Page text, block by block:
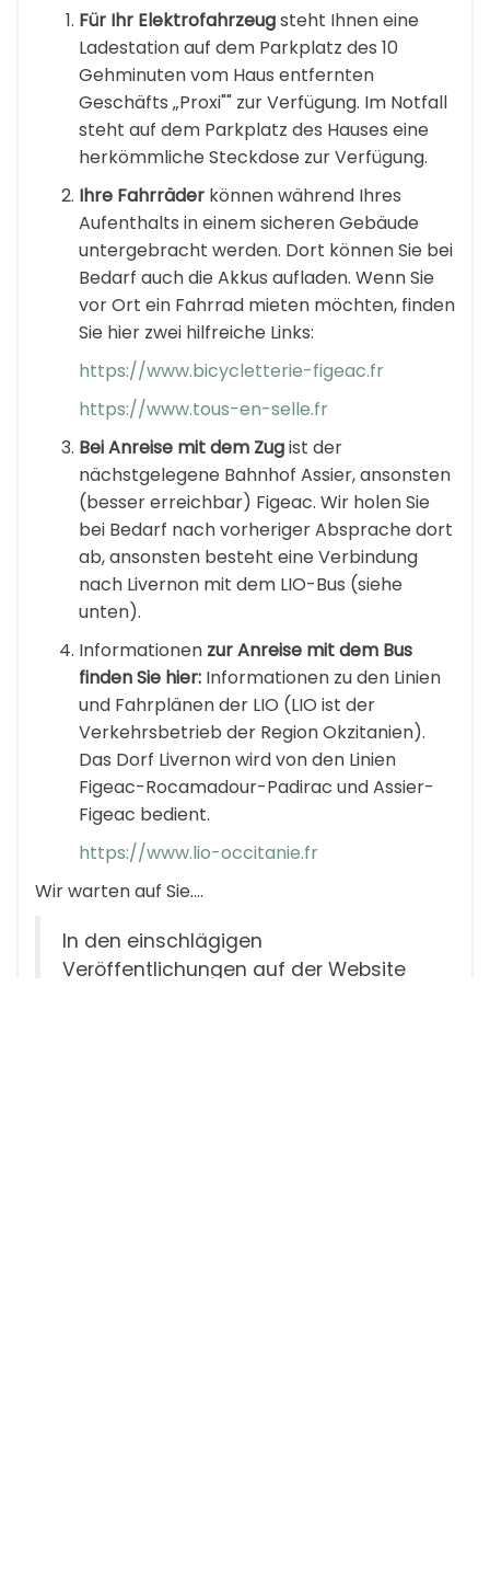
Für Ihr Elektrofahrzeugsteht Ihnen eine
Ladestation auf dem Parkplatz des 10
Gehminuten vom Haus entfernten
Geschäfts „Proxi"" zur Verfügung. Im Notfall
steht auf dem Parkplatz des Hauses eine
herkömmliche Steckdose zur Verfügung.
Ihre Fahrräder können während Ihres
Aufenthalts in einem sicheren Gebäude
untergebracht werden. Dort können Sie bei
Bedarf auch die Akkus aufladen. Wenn Sie
vor Ort ein Fahrrad mieten möchten, finden
Sie hier zwei hilfreiche Links:
https://www.bicycletterie-figeac.fr
https://www.tous-en-selle.fr
Bei Anreise mit dem Zugist der
nächstgelegene Bahnhof Assier, ansonsten
(besser erreichbar) Figeac. Wir holen Sie
bei Bedarf nach vorheriger Absprache dort
ab, ansonsten besteht eine Verbindung
nach Livernon mit dem LIO-Bus (siehe
unten).
Informationen zur Anreise mit dem Bus
finden Sie hier: Informationen zu den Linien
und Fahrplänen der LIO (LIO ist der
Verkehrsbetrieb der Region Okzitanien).
Das Dorf Livernon wird von den Linien
Figeac-Rocamadour-Padirac und Assier-
Figeac bedient.
https://www.lio-occitanie.fr
Wir warten auf Sie....
In den einschlägigen
Veröffentlichungen auf der Website